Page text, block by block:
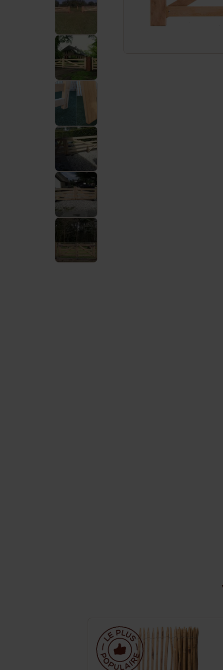
Service et contact